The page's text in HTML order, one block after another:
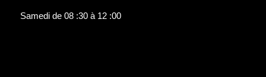
Samedi de 08 :30 à 12 :00